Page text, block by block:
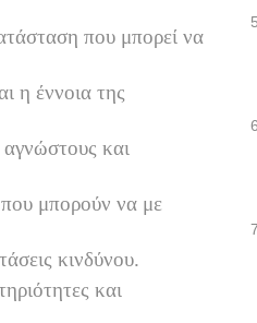
που μπορεί να
η έννοια της
και
που μπορούν να με
κινδύνου.
και